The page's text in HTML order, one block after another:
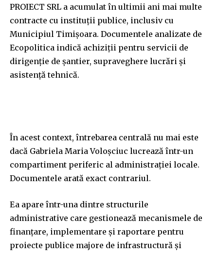
PROIECT SRL a acumulat în ultimii ani mai multe
contracte cu instituții publice, inclusiv cu
Municipiul Timișoara. Documentele analizate de
Ecopolitica indică achiziții pentru servicii de
dirigenție de șantier, supraveghere lucrări și
asistență tehnică.
În acest context, întrebarea centrală nu mai este
dacă Gabriela Maria Voloșciuc lucrează într-un
compartiment periferic al administrației locale.
Documentele arată exact contrariul.
Ea apare într-una dintre structurile
administrative care gestionează mecanismele de
finanțare, implementare și raportare pentru
proiecte publice majore de infrastructură și